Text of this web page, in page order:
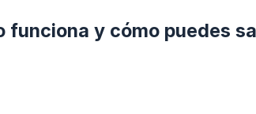
y cómo puedes